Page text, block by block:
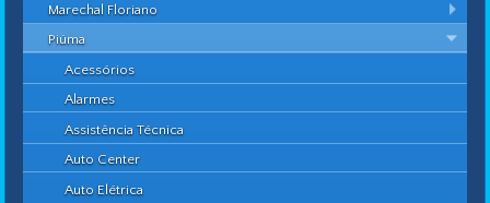
Marechal Floriano
Piúma
Acessórios
Alarmes
Assistência Técnica
Auto Center
Auto Elétrica